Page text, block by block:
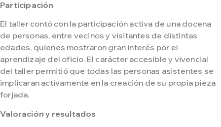
Participación
El taller contó con la participación activa de una docena
de personas, entre vecinos y visitantes de distintas
edades, quienes mostraron gran interés por el
aprendizaje del oficio. El carácter accesible y vivencial
del taller permitió que todas las personas asistentes se
implicaran activamente en la creación de su propia pieza
forjada.
Valoración y resultados